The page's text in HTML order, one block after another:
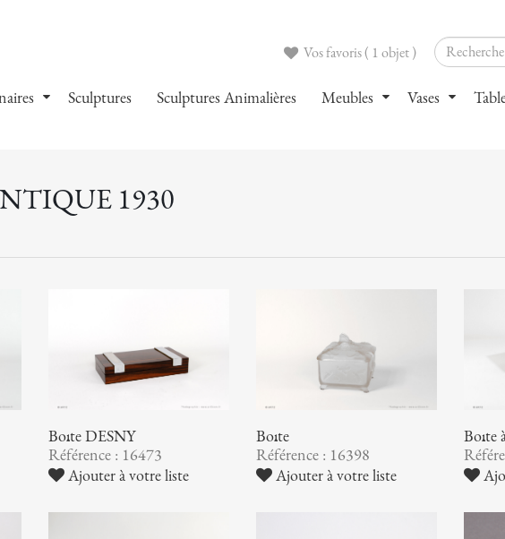
Vos favoris ( 1 objet )
Sculptures Sculptures Animalières Meubles Vases
1930
Boîte DESNY
Référence : 16473
Ajouter à votre liste
Boîte
Référence : 16398
Ajouter à votre liste
Boîte